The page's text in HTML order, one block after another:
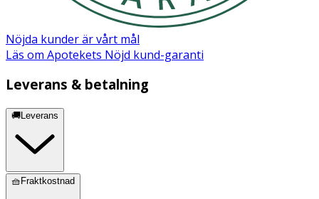
Nöjda kunder är vårt mål
Läs om Apotekets Nöjd kund-garanti
Leverans & betalning
🚚Leverans
🧺Fraktkostnad